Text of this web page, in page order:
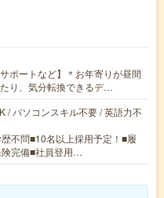
ポートなど】＊お年寄りが昼間
り、気分転換できるデ…
/ パソコンスキル不要 / 英語力不
不問■10名以上採用予定！■履
険完備■社員登用…